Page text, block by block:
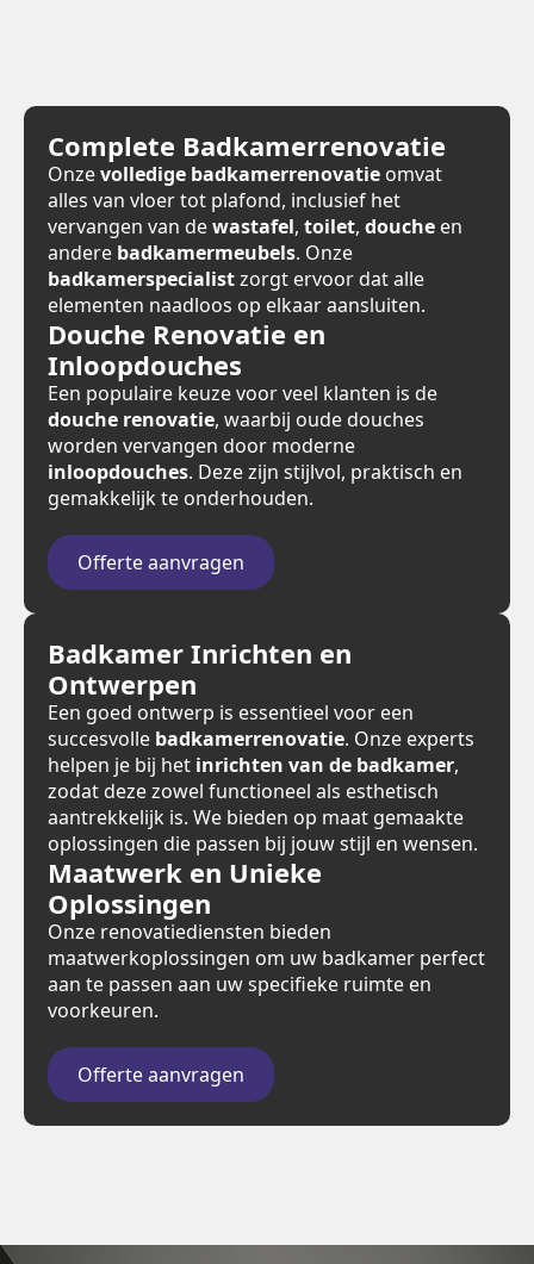
Complete Badkamerrenovatie
Onzevolledige badkamerrenovatie omvat
alles van vloer tot plafond, inclusief het
vervangen van dewastafel, toilet, douche en
andere badkamermeubels. Onze
badkamerspecialistzorgt ervoor dat alle
elementen naadloos op elkaar aansluiten.
Douche Renovatie en
Inloopdouches
Een populaire keuze voor veel klanten is de
douche renovatie, waarbij oude douches
worden vervangen door moderne
inloopdouches. Deze zijn stijlvol, praktisch en
gemakkelijk te onderhouden.
Offerte aanvragen
Badkamer Inrichten en
Ontwerpen
Een goed ontwerp is essentieel voor een
succesvolle badkamerrenovatie. Onze experts
helpen je bij het inrichten van de badkamer,
zodat deze zowel functioneel als esthetisch
aantrekkelijk is. We bieden op maat gemaakte
oplossingen die passen bij jouw stijl en wensen.
Maatwerk en Unieke
Oplossingen
Onze renovatiediensten bieden
maatwerkoplossingen om uw badkamer perfect
aan te passen aan uw specifieke ruimte en
voorkeuren.
Offerte aanvragen